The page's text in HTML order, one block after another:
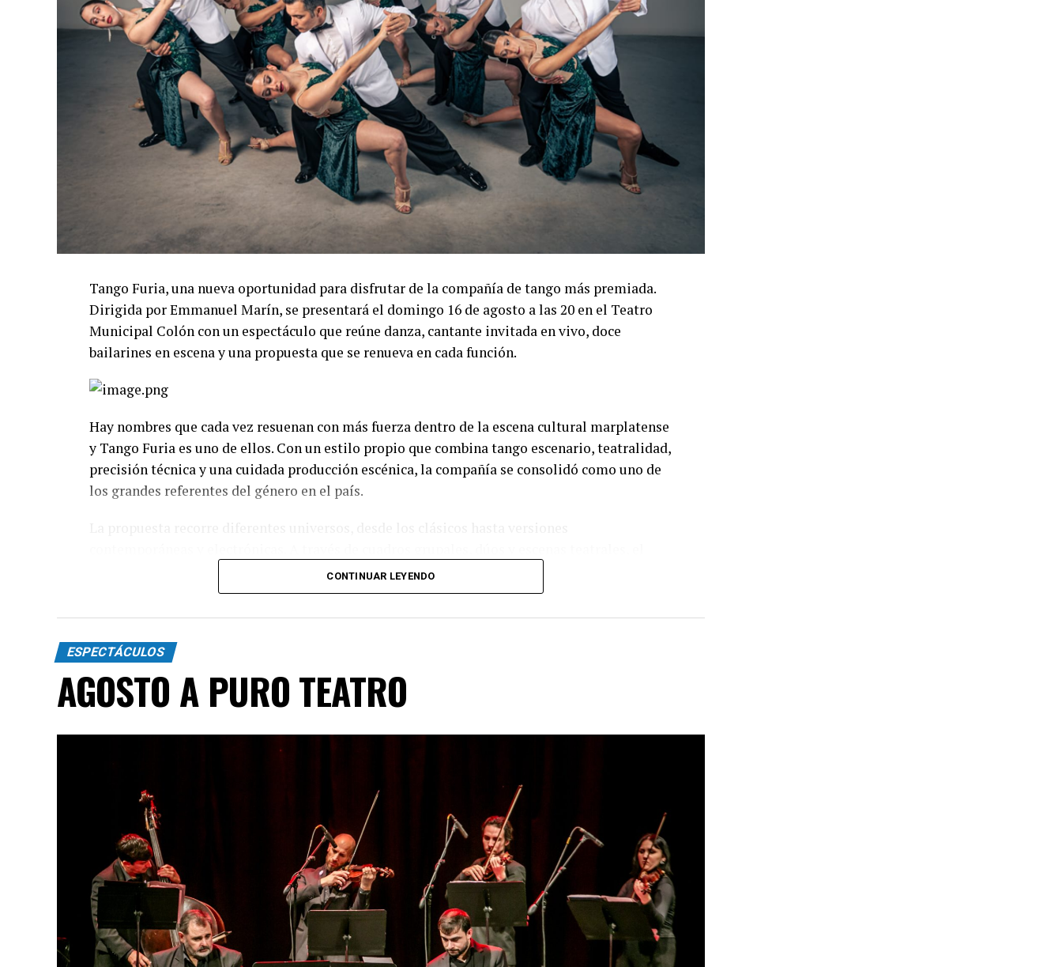
Tango Furia, una nueva oportunidad para disfrutar de la compañía de tango más premiada.
Dirigida por Emmanuel Marín, se presentará el domingo 16 de agosto a las 20 en el Teatro
Municipal Colón con un espectáculo que reúne danza, cantante invitada en vivo, doce
bailarines en escena y una propuesta que se renueva en cada función.
Hay nombres que cada vez resuenan con más fuerza dentro de la escena cultural marplatense
y Tango Furia es uno de ellos. Con un estilo propio que combina tango escenario, teatralidad,
precisión técnica y una cuidada producción escénica, la compañía se consolidó como uno de
los grandes referentes del género en el país.
espectáculo transita distintas emociones: el amor, la pasión, los encuentros, las despedidas y
toda la intensidad que caracteriza al 2x4.
diagonales, las acrobacias, los firuletes y las coreografías perfectamente sincronizadas
"Queremos que quienes todavía no conocen Tango Furia descubran por qué el tango puede
emocionar a todas las generaciones. Y que quienes ya vivieron una de nuestras funciones
tengan ganas de volver, porque cada presentación renueva la experiencia. Detrás de cada
público", expresa Emmanuel Marín.
Con más de 20 años de trayectoria, Tango Furia fue distinguida con los Premios Estrella de
Mar 2024 y 2026 como Mejor Espectáculo de Danza y con el Premio Faro de Oro 2024. Además,
Emmanuel Marín y Lola Gutiérrez Rey obtuvieron el subcampeonato en el Mundial de Tango
de Buenos Aires.
CONTINUAR LEYENDO
ESPECTÁCULOS
AGOSTO A PURO TEATRO